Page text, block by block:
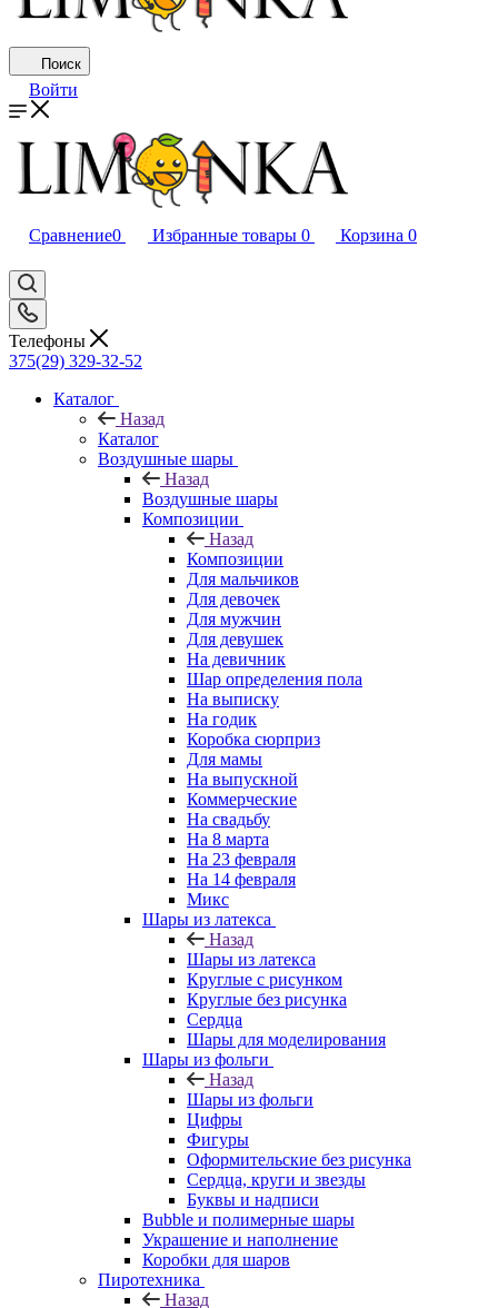
Поиск
Войти
Сравнение0 Избранные товары 0 Корзина 0
Телефоны
375(29) 329-32-52
Каталог
Назад
Каталог
Воздушные шары
Назад
Воздушные шары
Композиции
Назад
Композиции
Для мальчиков
Для девочек
Для мужчин
Для девушек
На девичник
Шар определения пола
На выписку
На годик
Коробка сюрприз
Для мамы
На выпускной
Коммерческие
На свадьбу
На 8 марта
На 23 февраля
На 14 февраля
Микс
Шары из латекса
Назад
Шары из латекса
Круглые с рисунком
Круглые без рисунка
Сердца
Шары для моделирования
Шары из фольги
Назад
Шары из фольги
Цифры
Фигуры
Оформительские без рисунка
Сердца, круги и звезды
Буквы и надписи
Bubble и полимерные шары
Украшение и наполнение
Коробки для шаров
Пиротехника
Назад